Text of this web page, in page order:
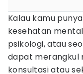
Kalau kamu
kesehatan
psikologi, atau
dapat merangkul
konsultasi atau